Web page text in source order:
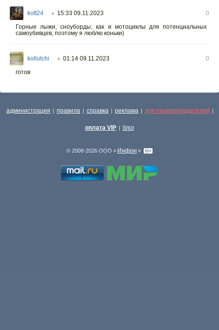
kott24 ○ 15:33 09.11.2023
0
Горные лыжи, сноуборды, как и мотоциклы для потенциальных
самоубивцев, поэтому я люблю коньки)
kollutchi ○ 01:14 09.11.2023
0
готов
администрация | правила | справка | реклама | для правообладателей |
оплата VIP | блог
© 2008-2026 ООО « Инфон »